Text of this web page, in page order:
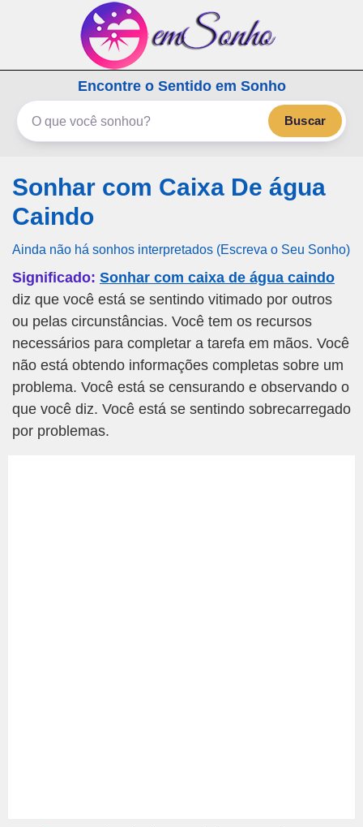
emSonho.com
Os sonhos significam mais
Encontre o Sentido em Sonho
Buscar
Sonhar com Caixa De água
Caindo
Ainda não há sonhos interpretados (Escreva o Seu Sonho)
Significado: Sonhar com caixa de água caindo
diz que você está se sentindo vitimado por outros
ou pelas circunstâncias. Você tem os recursos
necessários para completar a tarefa em mãos. Você
não está obtendo informações completas sobre um
problema. Você está se censurando e observando o
que você diz. Você está se sentindo sobrecarregado
por problemas.